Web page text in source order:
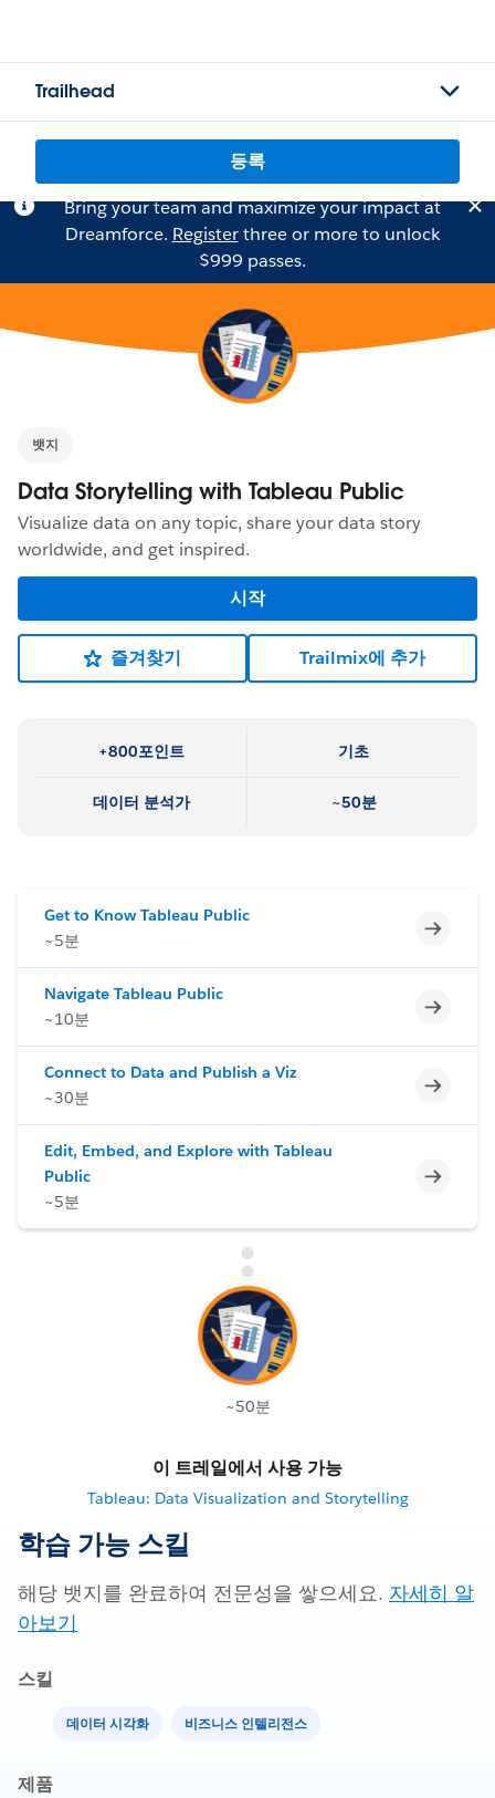
Trailhead
등록
Bring your team and maximize your impact at
Dreamforce. Registerthree or more to unlock
$999 passes.
뱃지
Data Storytelling with Tableau Public
Visualize data on any topic, share your data story
worldwide, and get inspired.
시작
즐겨찾기 Trailmix에 추가
+800포인트 기초
데이터 분석가 ~50분
Get to Know Tableau Public
~5분
미완료
Navigate Tableau Public
~10분
미완료
Connect to Data and Publish a Viz
~30분
미완료
Edit, Embed, and Explore with Tableau
Public
~5분
미완료
~50분
이 트레일에서 사용 가능
Tableau: Data Visualization and Storytelling
학습 가능 스킬
해당 뱃지를 완료하여 전문성을 쌓으세요. 자세히 알
아보기
스킬
데이터 시각화 비즈니스 인텔리전스
제품